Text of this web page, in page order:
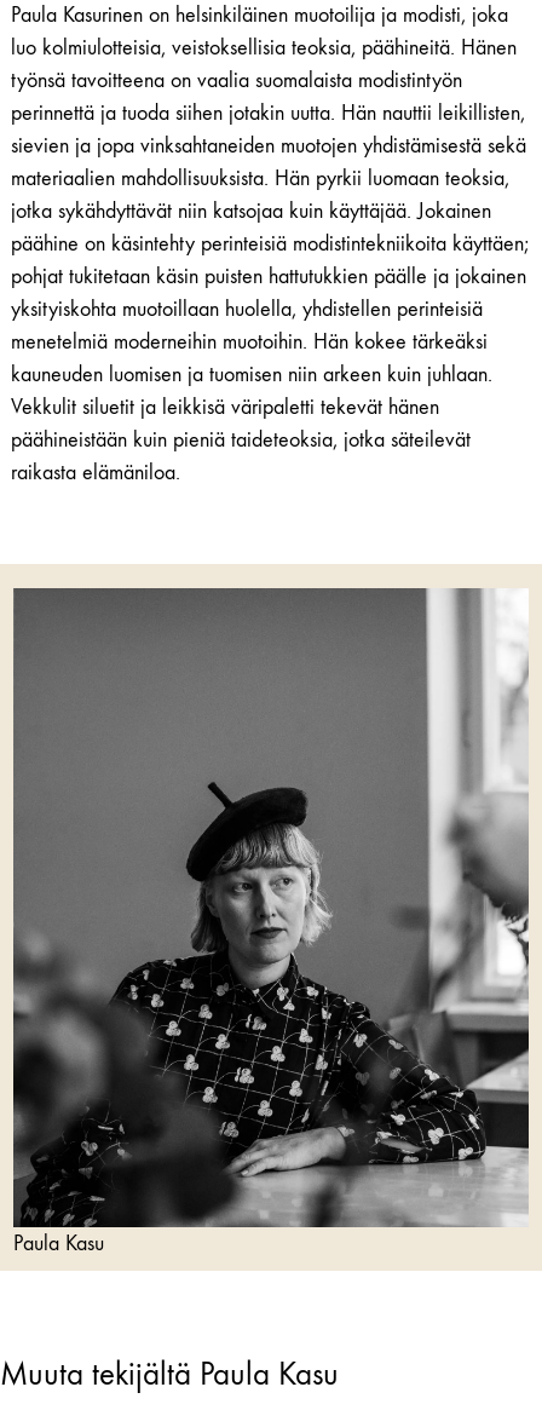
Paula Kasurinen on helsinkiläinen muotoilija ja modisti, joka
luo kolmiulotteisia, veistoksellisia teoksia, päähineitä. Hänen
työnsä tavoitteena on vaalia suomalaista modistintyön
perinnettä ja tuoda siihen jotakin uutta. Hän nauttii leikillisten,
sievien ja jopa vinksahtaneiden muotojen yhdistämisestä sekä
materiaalien mahdollisuuksista. Hän pyrkii luomaan teoksia,
jotka sykähdyttävät niin katsojaa kuin käyttäjää. Jokainen
päähine on käsintehty perinteisiä modistintekniikoita käyttäen;
pohjat tukitetaan käsin puisten hattutukkien päälle ja jokainen
yksityiskohta muotoillaan huolella, yhdistellen perinteisiä
menetelmiä moderneihin muotoihin. Hän kokee tärkeäksi
kauneuden luomisen ja tuomisen niin arkeen kuin juhlaan.
Vekkulit siluetit ja leikkisä väripaletti tekevät hänen
päähineistään kuin pieniä taideteoksia, jotka säteilevät
raikasta elämäniloa.
Paula Kasu
Muuta tekijältä Paula Kasu